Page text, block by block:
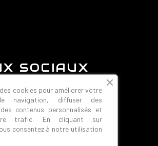
SOCIAUX
cookies pour améliorer votre
navigation, diffuser des
contenus personnalisés et
trafic. En cliquant sur
consentez à notre utilisation